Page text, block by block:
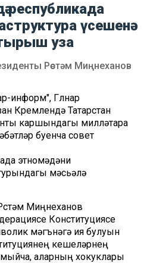
республикада
үсешенә
уза
Рөстәм Миңнеханов
информ", Гөлнар
Кремлендә Татарстан
каршындагы милләтара
буенча совет
этномәдәни
мәсьәлә
Миңнеханов
Конституциясе
мәгънәгә ия булуын
кешеләрнең
аларның хокуклары